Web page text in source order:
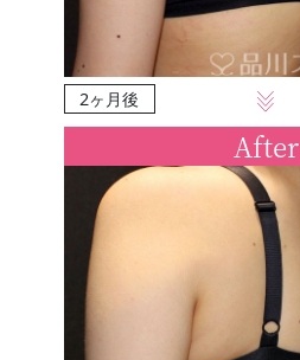
2ヶ月後
After